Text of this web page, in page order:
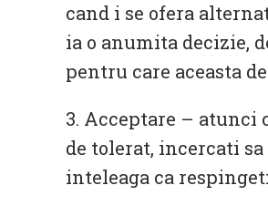
cand i se ofera
ia o anumita decizie,
pentru care aceasta
3. Acceptare –
de tolerat, incercati
inteleaga ca